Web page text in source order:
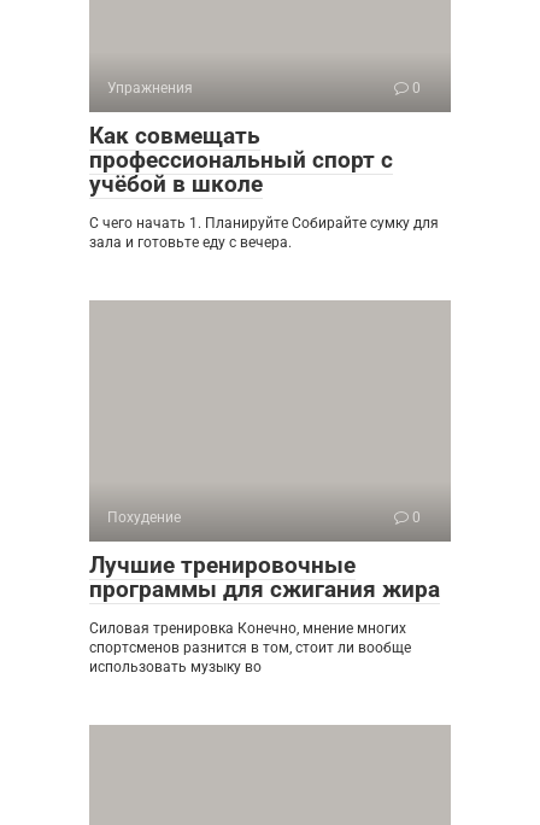
Упражнения 0
Как совмещать
профессиональный спорт с
учёбой в школе
С чего начать 1. Планируйте Собирайте сумку для
зала и готовьте еду с вечера.
Похудение 0
Лучшие тренировочные
программы для сжигания жира
Силовая тренировка Конечно, мнение многих
спортсменов разнится в том, стоит ли вообще
использовать музыку во